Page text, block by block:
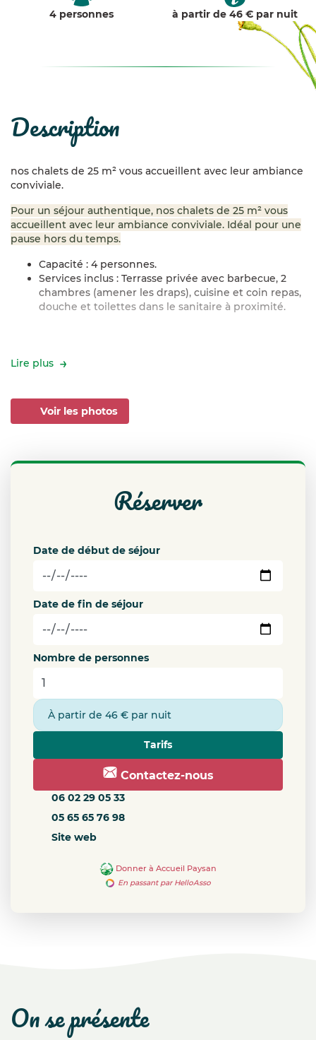
4 personnes à partir de 46 € par nuit
description
nos chalets de 25 m² vous accueillent avec leur ambiance
conviviale.
Pour un séjour authentique, nos chalets de 25 m² vous
accueillent avec leur ambiance conviviale. Idéal pour une
pause hors du temps.
Capacité : 4 personnes.
Services inclus : Terrasse privée avec barbecue, 2
chambres (amener les draps), cuisine et coin repas,
douche et toilettes dans le sanitaire à proximité.
Lire plus
Voir les photos
réserver
Date de début de séjour
Date de fin de séjour
Nombre de personnes
À partir de 46 € par nuit
Tarifs
Contactez-nous
06 02 29 05 33
05 65 65 76 98
Site web
Donner à Accueil Paysan
En passant par HelloAsso
on se présente